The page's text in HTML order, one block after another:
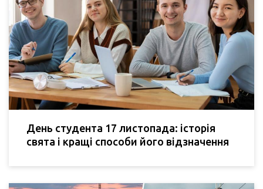
День студента 17 листопада: історія
свята і кращі способи його відзначення